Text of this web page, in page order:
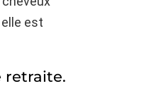
est
retraite.